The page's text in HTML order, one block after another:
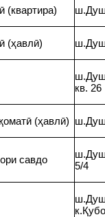
(ҳавлӣ)
кв. 26
(ҳавлӣ)
савдо
5/4